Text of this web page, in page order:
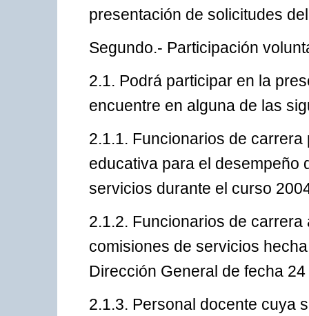
presentación de solicitudes
Segundo.- Participación
2.1. Podrá participar en la
encuentre en alguna de las
2.1.1. Funcionarios de
educativa para el desempeño
servicios durante el curso
2.1.2. Funcionarios de
comisiones de servicios
Dirección General de fecha
2.1.3. Personal docente cuya